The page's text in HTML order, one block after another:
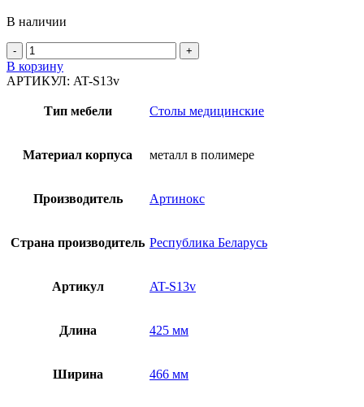
В наличии
Количество
товара
Шкаф
хранения
стеклах
цитологии
S13v
В корзину
АРТИКУЛ: AT-S13v
Тип мебели Столы медицинские
Материал корпуса металл в полимере
Производитель Артинокс
Страна производитель Республика Беларусь
Артикул AT-S13v
Длина 425 мм
Ширина 466 мм